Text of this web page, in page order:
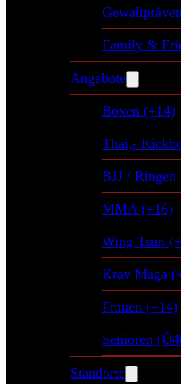
Family &
Angebote
Boxen (+14)
Thai,-
BJJ / Ringen
MMA (+16)
Wing Tsun
Krav Maga
Frauen (+14)
Senioren
Standorte